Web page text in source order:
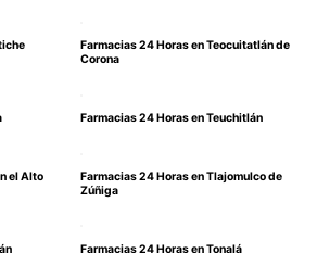
Farmacias 24 Horas en Teocuitatlán de
Corona
Farmacias 24 Horas en Teuchitlán
el Alto
Farmacias 24 Horas en Tlajomulco de
Zúñiga
Farmacias 24 Horas en Tonalá